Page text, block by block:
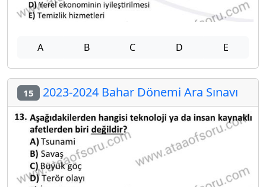
A B C D E
15 2023-2024 Bahar Dönemi Ara Sınavı